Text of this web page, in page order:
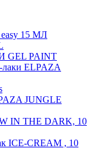
easy 15 МЛ
GEL PAINT
лаки ELPAZA
JUNGLE
IN THE DARK, 10
ICE-CREAM , 10